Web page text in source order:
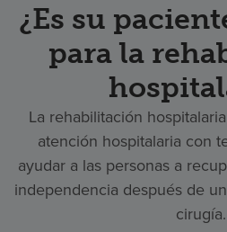
¿Es su
para la
La rehabilitación
atención hospitalaria con
ayudar a las personas a
independencia después de
cirugía.